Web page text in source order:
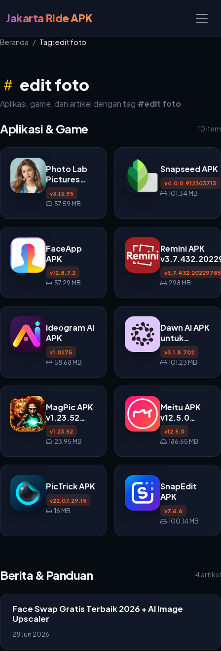
Jakarta Ride APK
Beranda Tag: edit foto
edit foto
Aplikasi, game, dan artikel dengan tag #edit foto
Aplikasi & Game 10 item
Photo Lab
Pictures
APK
v3.13.95
Foto
v3.13.95
57.59 MB
Snapseed APK
v4.0.0.912303713
101.34 MB
FaceApp
APK
v12.8.7.2
57.29 MB
Remini APK
untuk Android
298 MB
Ideogram AI
APK
v1.0275
58.68 MB
Dawn AI APK
untuk
Android
v3.1.8.702
101.23 MB
MagPic APK
v1.23.52
untuk
Android
v1.23.52
23.95 MB
Meitu APK
v12.5.0
untuk Edit
Foto &
v12.5.0
186.65 MB
PicTrick APK
v22.07.29.15
16 MB
SnapEdit
APK
v7.6.6
100.14 MB
Berita & Panduan 4 artikel
Face Swap Gratis Terbaik 2026 + AI Image
Upscaler
28 Jun 2026